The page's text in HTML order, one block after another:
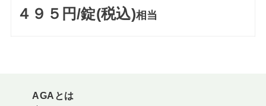
４９５円/錠(税込)相当
AGAとは